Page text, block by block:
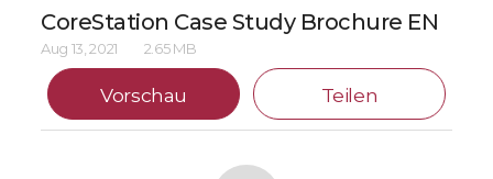
CoreStation Case Study Brochure EN
Aug 13, 2021 2.65 MB
Vorschau Teilen